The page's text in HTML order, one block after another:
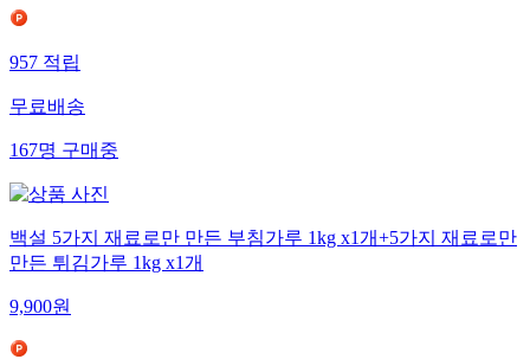
957 적립
무료배송
167명 구매중
백설 5가지 재료로만 만든 부침가루 1kg x1개+5가지 재료로만
만든 튀김가루 1kg x1개
9,900원